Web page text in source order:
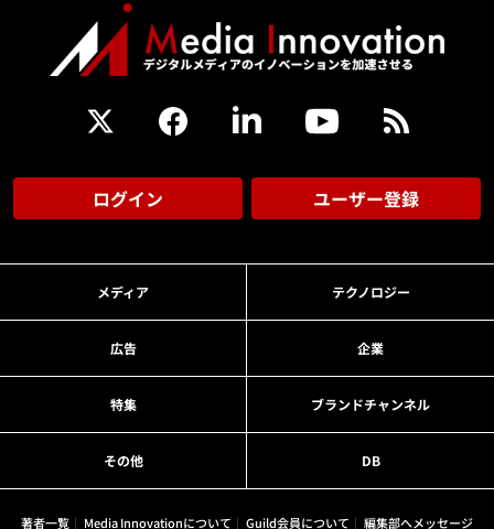
ログイン ユーザー登録
メディア テクノロジー
広告 企業
特集 ブランドチャンネル
その他 DB
著者一覧 Media Innovationについて Guild会員について 編集部へメッセージ